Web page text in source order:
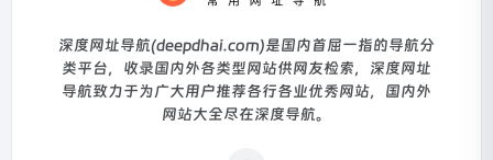
深度网址导航(deepdhai.com)是国内首屈一指的导航分
类平台，收录国内外各类型网站供网友检索，深度网址
导航致力于为广大用户推荐各行各业优秀网站，国内外
网站大全尽在深度导航。